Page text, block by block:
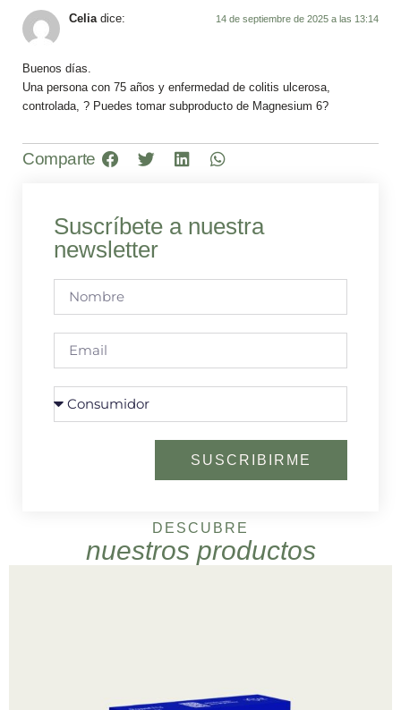
Celia dice: 14 de septiembre de 2025 a las 13:14
Buenos días.
Una persona con 75 años y enfermedad de colitis ulcerosa,
controlada, ? Puedes tomar subproducto de Magnesium 6?
Comparte
Suscríbete a nuestra
newsletter
SUSCRIBIRME
DESCUBRE
nuestros productos